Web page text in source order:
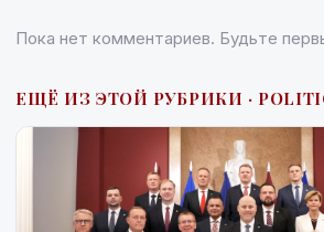
Пока нет комментариев. Будьте
ЕЩЁ ИЗ ЭТОЙ РУБРИКИ ·